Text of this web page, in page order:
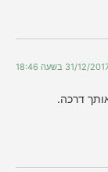
בשעה 18:46
דרכה.